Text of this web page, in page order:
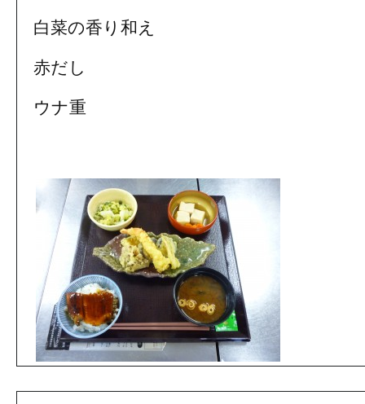
白菜の香り和え
赤だし
ウナ重